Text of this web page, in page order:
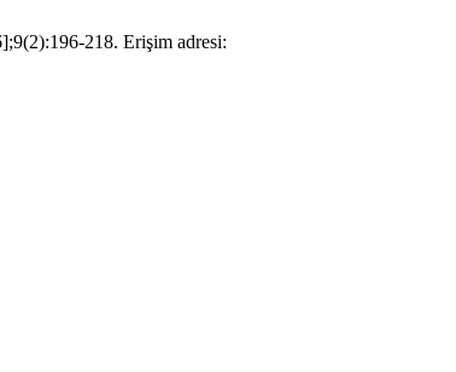
218. Erişim adresi: